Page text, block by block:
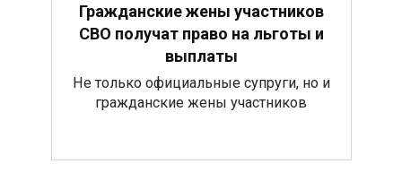
Гражданские жены участников
СВО получат право на льготы и
выплаты
Не только официальные супруги, но и
гражданские жены участников